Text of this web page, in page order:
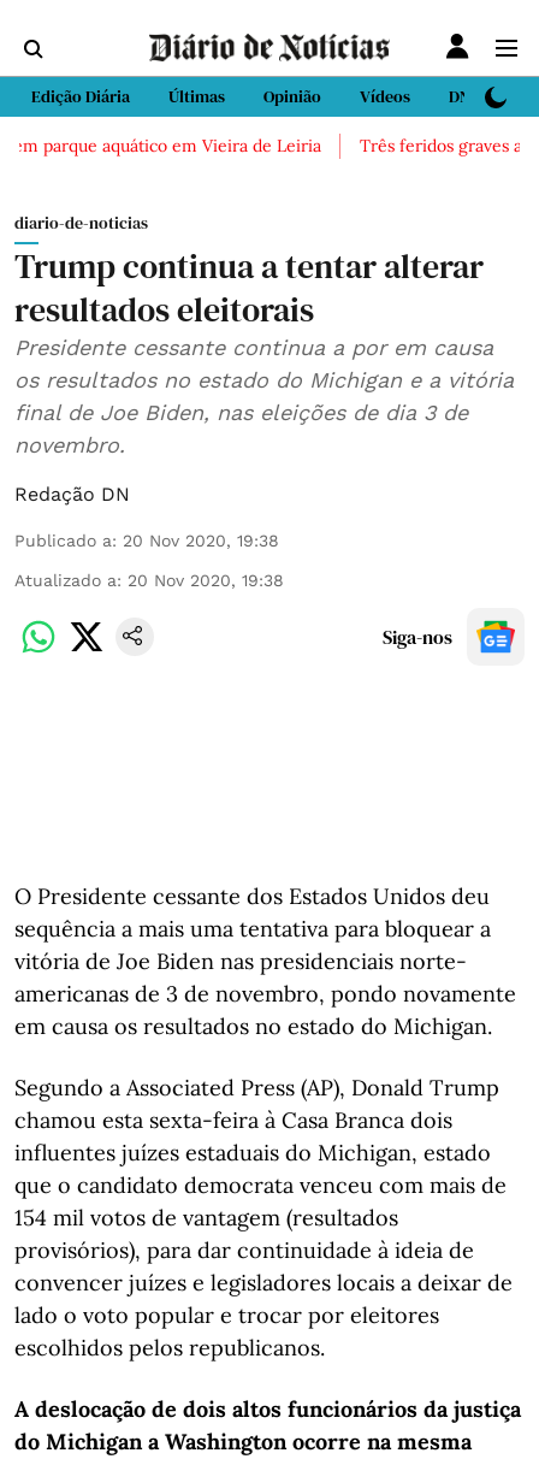
Edição Diária Últimas Opinião Vídeos DN Sport
parque aquático em Vieira de Leiria Três feridos graves após
diario-de-noticias
Trump continua a tentar alterar
resultados eleitorais
Presidente cessante continua a por em causa
os resultados no estado do Michigan e a vitória
final de Joe Biden, nas eleições de dia 3 de
novembro.
Redação DN
Publicado a: 20 Nov 2020, 19:38
Atualizado a: 20 Nov 2020, 19:38
Siga-nos
O Presidente cessante dos Estados Unidos deu
sequência a mais uma tentativa para bloquear a
vitória de Joe Biden nas presidenciais norte-
americanas de 3 de novembro, pondo novamente
em causa os resultados no estado do Michigan.
Segundo a Associated Press (AP), Donald Trump
chamou esta sexta-feira à Casa Branca dois
influentes juízes estaduais do Michigan, estado
que o candidato democrata venceu com mais de
154 mil votos de vantagem (resultados
provisórios), para dar continuidade à ideia de
convencer juízes e legisladores locais a deixar de
lado o voto popular e trocar por eleitores
escolhidos pelos republicanos.
A deslocação de dois altos funcionários da justiça
do Michigan a Washington ocorre na mesma